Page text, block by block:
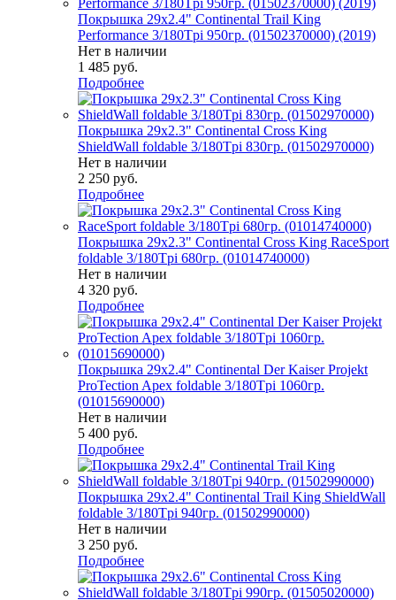
Покрышка 29x2.4" Continental Trail King
Performance 3/180Tpi 950гр. (01502370000) (2019)
Нет в наличии
1 485 руб.
Подробнее
Покрышка 29x2.3" Continental Cross King
ShieldWall foldable 3/180Tpi 830гр. (01502970000)
Нет в наличии
2 250 руб.
Подробнее
Покрышка 29x2.3" Continental Cross King RaceSport
foldable 3/180Tpi 680гр. (01014740000)
Нет в наличии
4 320 руб.
Подробнее
Покрышка 29x2.4" Continental Der Kaiser Projekt
ProTection Apex foldable 3/180Tpi 1060гр.
(01015690000)
Нет в наличии
5 400 руб.
Подробнее
Покрышка 29x2.4" Continental Trail King ShieldWall
foldable 3/180Tpi 940гр. (01502990000)
Нет в наличии
3 250 руб.
Подробнее